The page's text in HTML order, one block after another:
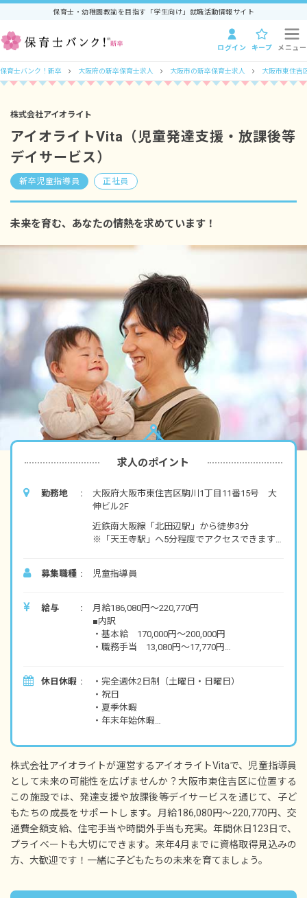
保育士・幼稚園教諭を目指す「学生向け」就職活動情報サイト
ログイン キープ メニュー
保育士バンク！新卒 大阪府の新卒保育士求人 大阪市の新卒保育士求人 大阪市東住吉
株式会社アイオライト
アイオライトVita（児童発達支援・放課後等
デイサービス）
新卒児童指導員 正社員
未来を育む、あなたの情熱を求めています！
求人のポイント
勤務地
大阪府大阪市東住吉区駒川1丁目11番15号 大
伸ビル2F
近鉄南大阪線「北田辺駅」から徒歩3分
※「天王寺駅」へ5分程度でアクセスできます。
募集職種
児童指導員
給与
月給186,080円～220,770円
■内訳
・基本給 170,000円～200,000円
・職務手当 13,080円～17,770円
■別途支給手当
・交通費全額支給
・住宅手当 月上限20,000円※規定あり
・時間外手当
■賞与年2回（7月／12月）※実績による
※試用期間3カ月／試用期間中は時給1,100円
休日休暇
・完全週休2日制（土曜日・日曜日）
・祝日
・夏季休暇
・年末年始休暇
取得可能／3日以上の連休取得は応相談）
・慶弔休暇
・産前産後・育児休暇（取得率100％）
・介護・看護休暇
※年間休日123日（有休は別途付与）
株式会社アイオライトが運営するアイオライトVitaで、児童指導員
として未来の可能性を広げませんか？大阪市東住吉区に位置する
この施設では、発達支援や放課後等デイサービスを通じて、子ど
もたちの成長をサポートします。月給186,080円～220,770円、交
通費全額支給、住宅手当や時間外手当も充実。年間休日123日で、
プライベートも大切にできます。来年4月までに資格取得見込みの
方、大歓迎です！一緒に子どもたちの未来を育てましょう。